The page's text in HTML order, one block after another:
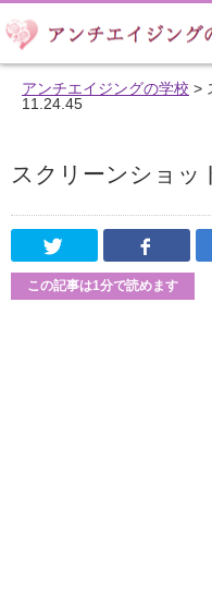
アンチエイジングの学校 >
11.24.45
スクリーンショッ
Twitter
この記事は1分で読めます